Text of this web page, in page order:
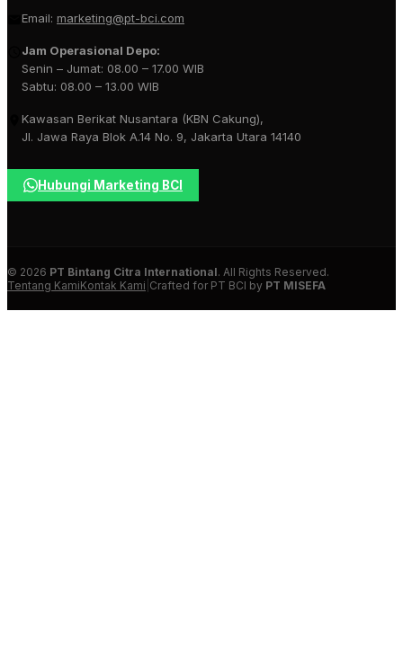
Email: marketing@pt-bci.com
Jam Operasional Depo:
Senin – Jumat: 08.00 – 17.00 WIB
Sabtu: 08.00 – 13.00 WIB
Kawasan Berikat Nusantara (KBN Cakung),
Jl. Jawa Raya Blok A.14 No. 9, Jakarta Utara 14140
Hubungi Marketing BCI
© 2026 PT Bintang Citra International. All Rights Reserved.
Tentang KamiKontak Kami Crafted for PT BCI by PT MISEFA